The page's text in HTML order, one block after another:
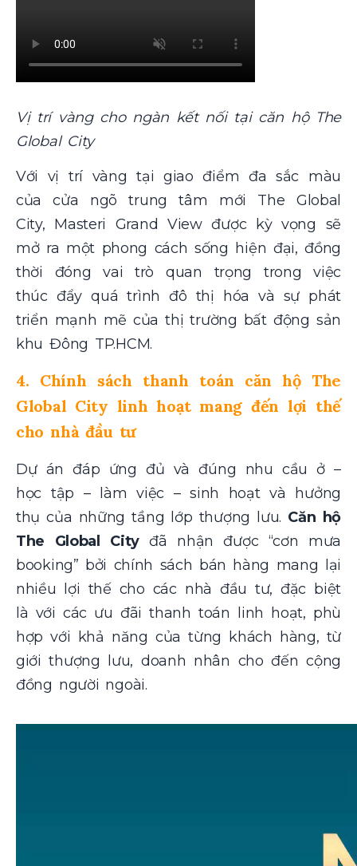
Vị trí vàng cho ngàn kết nối tại căn hộ The
Global City
Với vị trí vàng tại giao điểm đa sắc màu
của cửa ngõ trung tâm mới The Global
City, Masteri Grand View được kỳ vọng sẽ
mở ra một phong cách sống hiện đại, đồng
thời đóng vai trò quan trọng trong việc
thúc đẩy quá trình đô thị hóa và sự phát
triển mạnh mẽ của thị trường bất động sản
khu Đông TP.HCM.
4. Chính sách thanh toán căn hộ The
Global City linh hoạt mang đến lợi thế
cho nhà đầu tư
Dự án đáp ứng đủ và đúng nhu cầu ở –
học tập – làm việc – sinh hoạt và hưởng
thụ của những tầng lớp thượng lưu. Căn hộ
The Global Cityđã nhận được “cơn mưa
booking” bởi chính sách bán hàng mang lại
nhiều lợi thế cho các nhà đầu tư, đặc biệt
là với các ưu đãi thanh toán linh hoạt, phù
hợp với khả năng của từng khách hàng, từ
giới thượng lưu, doanh nhân cho đến cộng
đồng người ngoài.